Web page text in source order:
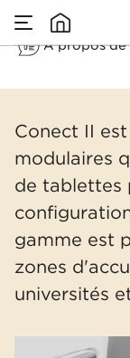
À propos de
Conect II
modulaires
de tablettes
gamme est
zones
universités